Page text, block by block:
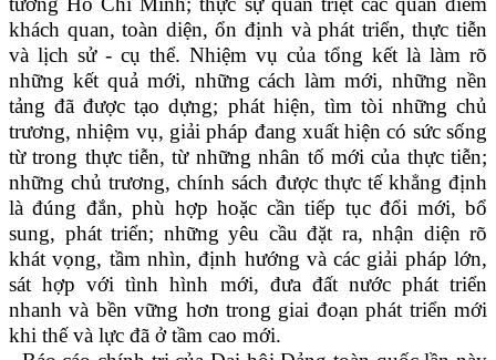
khách quan, toàn diện, ổn định và phát triển, thực tiễn
và lịch sử - cụ thể. Nhiệm vụ của tổng kết là làm rõ
những kết quả mới, những cách làm mới, những nền
tảng đã được tạo dựng; phát hiện, tìm tòi những chủ
trương, nhiệm vụ, giải pháp đang xuất hiện có sức sống
từ trong thực tiễn, từ những nhân tố mới của thực tiễn;
những chủ trương, chính sách được thực tế khẳng định
là đúng đắn, phù hợp hoặc cần tiếp tục đổi mới, bổ
sung, phát triển; những yêu cầu đặt ra, nhận diện rõ
khát vọng, tầm nhìn, định hướng và các giải pháp lớn,
sát hợp với tình hình mới, đưa đất nước phát triển
nhanh và bền vững hơn trong giai đoạn phát triển mới
khi thế và lực đã ở tầm cao mới.